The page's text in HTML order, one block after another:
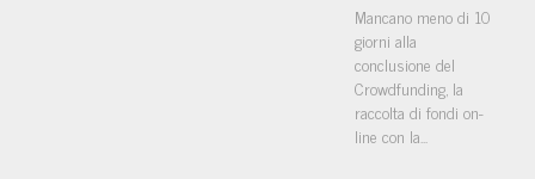
Mancano meno di 10
giorni alla
conclusione del
Crowdfunding, la
raccolta di fondi on-
line con la...